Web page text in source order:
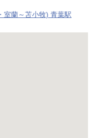
室蘭～苫小牧) 青葉駅